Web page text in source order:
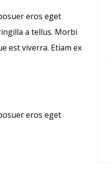
eros eget
a tellus. Morbi
est viverra. Etiam ex
eros eget